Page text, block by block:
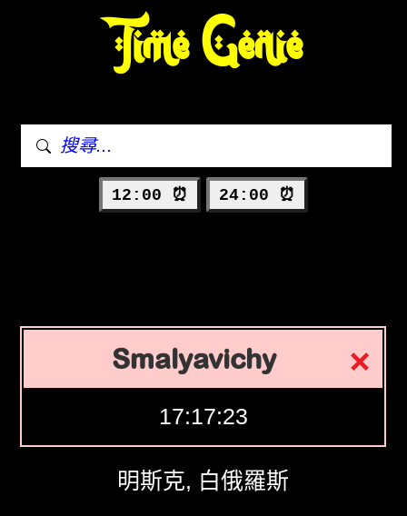
Time Genie
12:00 ⏰ 24:00 ⏰
Smalyavichy
17:17:24
明斯克, 白俄羅斯